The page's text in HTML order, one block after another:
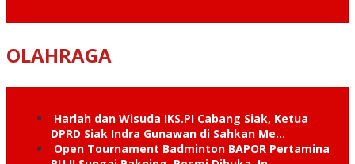
OLAHRAGA
Harlah dan Wisuda IKS.PI Cabang Siak, Ketua
DPRD Siak Indra Gunawan di Sahkan Me…
Open Tournament Badminton BAPOR Pertamina